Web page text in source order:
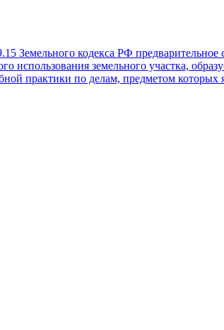
Земельного кодекса РФ предварительное
использования земельного участка,
практики по делам, предметом